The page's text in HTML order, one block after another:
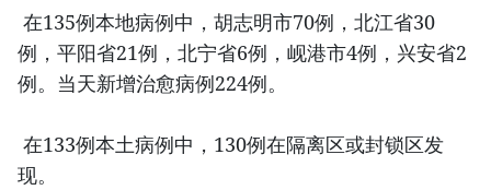
在135例本地病例中，胡志明市70例，北江省30
例，平阳省21例，北宁省6例，岘港市4例，兴安省2
例。当天新增治愈病例224例。
在133例本土病例中，130例在隔离区或封锁区发
现。